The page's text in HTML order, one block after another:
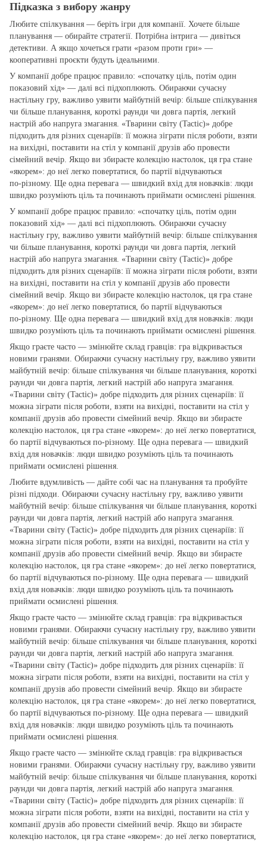
Підказка з вибору жанру
Любите спілкування — беріть ігри для компанії. Хочете більше
планування — обирайте стратегії. Потрібна інтрига — дивіться
детективи. А якщо хочеться грати «разом проти гри» —
кооперативні проєкти будуть ідеальними.
У компанії добре працює правило: «спочатку ціль, потім один
показовий хід» — далі всі підхоплюють. Обираючи сучасну
настільну гру, важливо уявити майбутній вечір: більше спілкування
чи більше планування, короткі раунди чи довга партія, легкий
настрій або напруга змагання. «Тварини світу (Tactic)» добре
підходить для різних сценаріїв: її можна зіграти після роботи, взяти
на вихідні, поставити на стіл у компанії друзів або провести
сімейний вечір. Якщо ви збираєте колекцію настолок, ця гра стане
«якорем»: до неї легко повертатися, бо партії відчуваються
по‑різному. Ще одна перевага — швидкий вхід для новачків: люди
швидко розуміють ціль та починають приймати осмислені рішення.
У компанії добре працює правило: «спочатку ціль, потім один
показовий хід» — далі всі підхоплюють. Обираючи сучасну
настільну гру, важливо уявити майбутній вечір: більше спілкування
чи більше планування, короткі раунди чи довга партія, легкий
настрій або напруга змагання. «Тварини світу (Tactic)» добре
підходить для різних сценаріїв: її можна зіграти після роботи, взяти
на вихідні, поставити на стіл у компанії друзів або провести
сімейний вечір. Якщо ви збираєте колекцію настолок, ця гра стане
«якорем»: до неї легко повертатися, бо партії відчуваються
по‑різному. Ще одна перевага — швидкий вхід для новачків: люди
швидко розуміють ціль та починають приймати осмислені рішення.
Якщо граєте часто — змінюйте склад гравців: гра відкривається
новими гранями. Обираючи сучасну настільну гру, важливо уявити
майбутній вечір: більше спілкування чи більше планування, короткі
раунди чи довга партія, легкий настрій або напруга змагання.
«Тварини світу (Tactic)» добре підходить для різних сценаріїв: її
можна зіграти після роботи, взяти на вихідні, поставити на стіл у
компанії друзів або провести сімейний вечір. Якщо ви збираєте
колекцію настолок, ця гра стане «якорем»: до неї легко повертатися,
бо партії відчуваються по‑різному. Ще одна перевага — швидкий
вхід для новачків: люди швидко розуміють ціль та починають
приймати осмислені рішення.
Любите вдумливість — дайте собі час на планування та пробуйте
різні підходи. Обираючи сучасну настільну гру, важливо уявити
майбутній вечір: більше спілкування чи більше планування, короткі
раунди чи довга партія, легкий настрій або напруга змагання.
«Тварини світу (Tactic)» добре підходить для різних сценаріїв: її
можна зіграти після роботи, взяти на вихідні, поставити на стіл у
компанії друзів або провести сімейний вечір. Якщо ви збираєте
колекцію настолок, ця гра стане «якорем»: до неї легко повертатися,
бо партії відчуваються по‑різному. Ще одна перевага — швидкий
вхід для новачків: люди швидко розуміють ціль та починають
приймати осмислені рішення.
Якщо граєте часто — змінюйте склад гравців: гра відкривається
новими гранями. Обираючи сучасну настільну гру, важливо уявити
майбутній вечір: більше спілкування чи більше планування, короткі
раунди чи довга партія, легкий настрій або напруга змагання.
«Тварини світу (Tactic)» добре підходить для різних сценаріїв: її
можна зіграти після роботи, взяти на вихідні, поставити на стіл у
компанії друзів або провести сімейний вечір. Якщо ви збираєте
колекцію настолок, ця гра стане «якорем»: до неї легко повертатися,
бо партії відчуваються по‑різному. Ще одна перевага — швидкий
вхід для новачків: люди швидко розуміють ціль та починають
приймати осмислені рішення.
Якщо граєте часто — змінюйте склад гравців: гра відкривається
новими гранями. Обираючи сучасну настільну гру, важливо уявити
майбутній вечір: більше спілкування чи більше планування, короткі
раунди чи довга партія, легкий настрій або напруга змагання.
«Тварини світу (Tactic)» добре підходить для різних сценаріїв: її
можна зіграти після роботи, взяти на вихідні, поставити на стіл у
компанії друзів або провести сімейний вечір. Якщо ви збираєте
колекцію настолок, ця гра стане «якорем»: до неї легко повертатися,